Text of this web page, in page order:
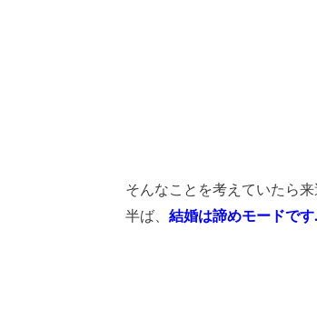
そんなことを考えていたら来
半ば、 結婚は諦めモードです